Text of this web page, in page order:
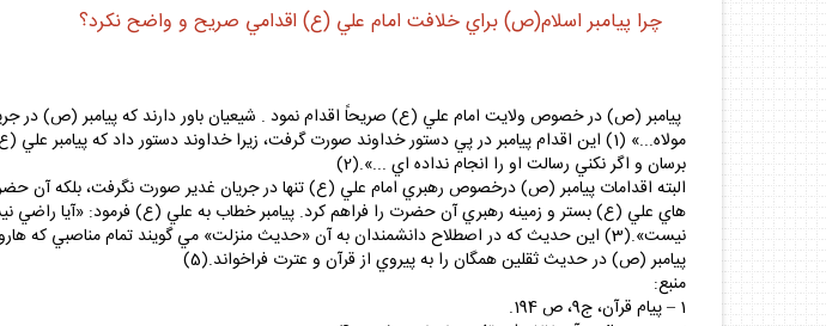
چرا پيامبر اسلام(ص) براي خلافت امام علي (ع) اقدامي صريح و واضح نكرد؟
پيامبر (ص) در خصوص ولايت امام علي (ع) صريحاً اقدام نمود . شيعيان باور دارند كه پيامبر (ص) در
مولاه...» (1) اين اقدام پيامبر در پي دستور خداوند صورت گرفت، زيرا خداوند دستور داد كه
برسان و اگر نكني رسالت او را انجام نداده اي ...».(2)
البته اقدامات پيامبر (ص) درخصوص رهبري امام علي (ع) تنها در جريان غدير صورت نگرفت، بلكه آن
هاي علي (ع) بستر و زمينه رهبري آن حضرت را فراهم كرد. پيامبر خطاب به علي (ع) فرمود: «آيا
نيست».(3) اين حديث كه در اصطلاح دانشمندان به آن «حديث منزلت» مي گويند تمام مناصبي كه هارون داشت براي علي (ع) ثابت كرد، جز نبوّت كه باب آن براي ابد بسته شد.(4)
پيامبر (ص) در حديث ثقلين همگان را به پيروي از قرآن و عترت فراخواند.(5)
منبع:
1 – پيام قرآن، ج9، ص 194.